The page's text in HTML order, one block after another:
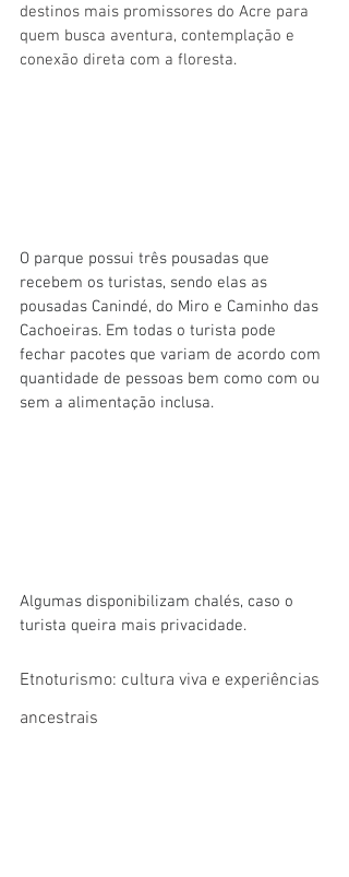
destinos mais promissores do Acre para
quem busca aventura, contemplação e
conexão direta com a floresta.
O parque possui três pousadas que
recebem os turistas, sendo elas as
pousadas Canindé, do Miro e Caminho das
Cachoeiras. Em todas o turista pode
fechar pacotes que variam de acordo com
quantidade de pessoas bem como com ou
sem a alimentação inclusa.
Algumas disponibilizam chalés, caso o
turista queira mais privacidade.
Etnoturismo: cultura viva e experiências
ancestrais